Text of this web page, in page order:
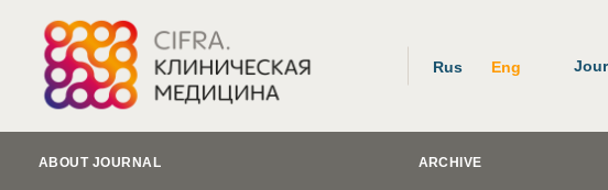
Rus Eng
ABOUT JOURNAL ARCHIVE